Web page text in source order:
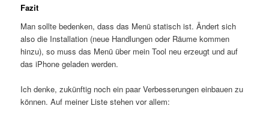
Fazit
Man sollte bedenken, dass das Menü statisch ist. Ändert sich
also die Installation (neue Handlungen oder Räume kommen
hinzu), so muss das Menü über mein Tool neu erzeugt und auf
das iPhone geladen werden.
Ich denke, zukünftig noch ein paar Verbesserungen einbauen zu
können. Auf meiner Liste stehen vor allem: